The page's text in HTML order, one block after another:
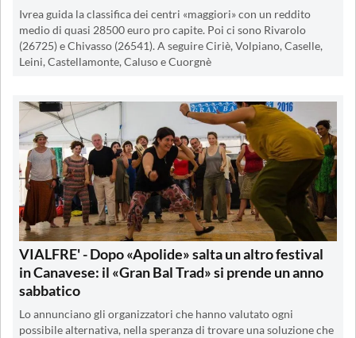
Ivrea guida la classifica dei centri «maggiori» con un reddito
medio di quasi 28500 euro pro capite. Poi ci sono Rivarolo
(26725) e Chivasso (26541). A seguire Ciriè, Volpiano, Caselle,
Leini, Castellamonte, Caluso e Cuorgnè
VIALFRE' - Dopo «Apolide» salta un altro festival
in Canavese: il «Gran Bal Trad» si prende un anno
sabbatico
Lo annunciano gli organizzatori che hanno valutato ogni
possibile alternativa, nella speranza di trovare una soluzione che